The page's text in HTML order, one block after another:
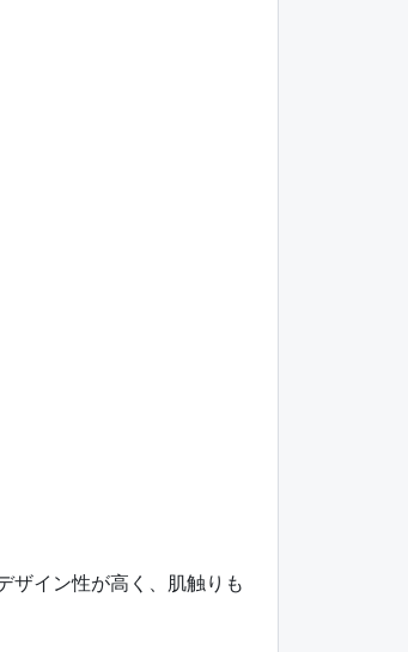
ザイン性が高く、肌触りも